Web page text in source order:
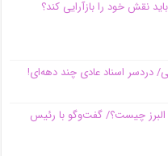
نقش خود را بازآرایی کند؟
دردسر اسناد عادی چند‌ دهه‌ای!
البرز چیست؟/ گفت‌وگو با رئیس